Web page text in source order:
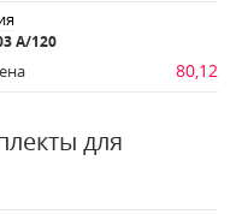
А/120
80,12
для